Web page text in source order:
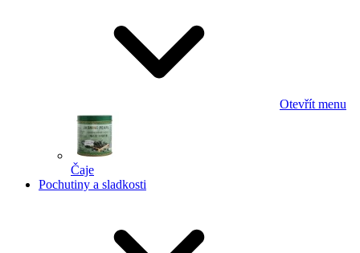
Otevřít menu
Čaje
Pochutiny a sladkosti